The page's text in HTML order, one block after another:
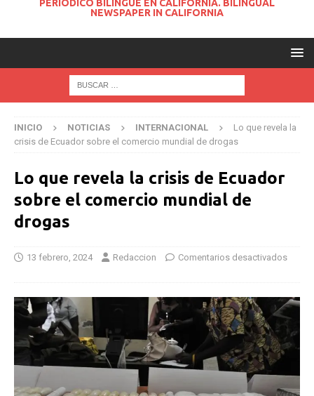
PERIODICO BILINGUE EN CALIFORNIA. BILINGUAL
NEWSPAPER IN CALIFORNIA
INICIO NOTICIAS INTERNACIONAL
Lo que revela la
crisis de Ecuador sobre el comercio mundial de drogas
Lo que revela la crisis de Ecuador
sobre el comercio mundial de
drogas
13 febrero, 2024 Redaccion Comentarios desactivados